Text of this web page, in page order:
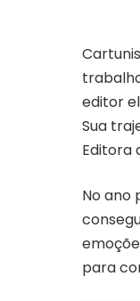
editor
Sua
Editora
No ano
para